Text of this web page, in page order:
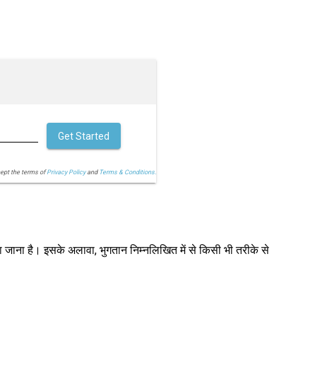
the terms ofPrivacy Policyand Terms & Conditions.
Get Started
जाना है। इसके अलावा, भुगतान निम्नलिखित में से किसी भी तरीके से